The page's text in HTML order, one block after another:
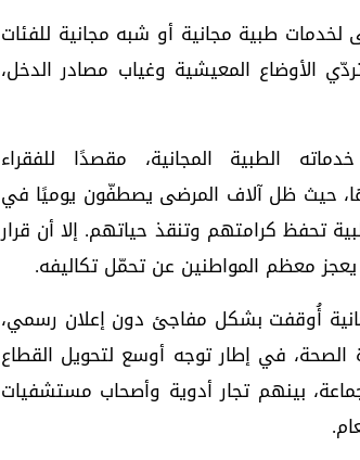
طبية مجانية أو شبه مجانية للفئات
الأوضاع المعيشية وغياب مصادر الدخل،
الطبية المجانية، مقصدًا للفقراء
حيث ظل آلاف المرضى يصطفّون يوميًا في
تحفظ كرامتهم وتنقذ حياتهم. إلا أن قرار
معظم المواطنين عن تحمّل تكاليفه.
أُوقفت بشكل مفاجئ دون إعلان رسمي،
في إطار توجه أوسع لتحويل القطاع
بينهم تجار أدوية وأصحاب مستشفيات